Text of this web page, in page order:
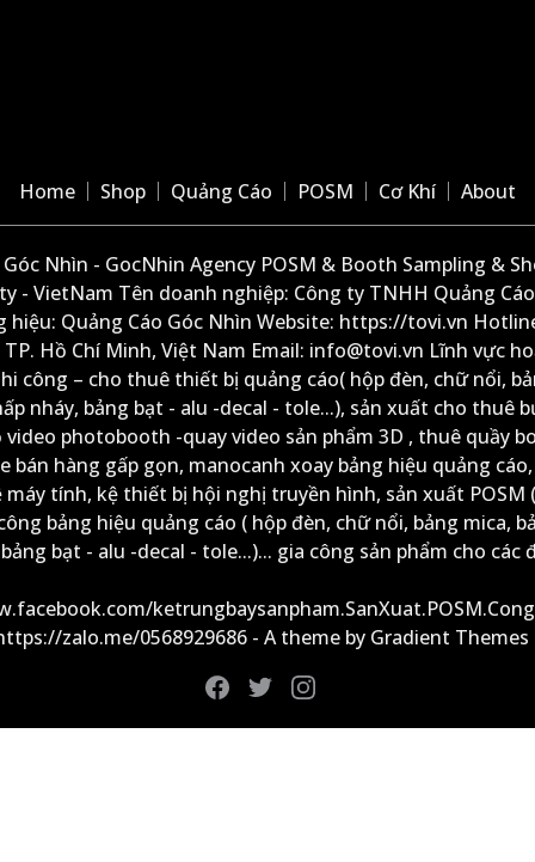
Home Shop Quảng Cáo POSM Cơ Khí About
Nhìn - GocNhin Agency POSM & Booth Sampling &
- VietNam Tên doanh nghiệp: Công ty TNHH Quảng
Quảng Cáo Góc Nhìn Website: https://tovi.vn
Hồ Chí Minh, Việt Nam Email: info@tovi.vn Lĩnh vực
công – cho thuê thiết bị quảng cáo( hộp đèn, chữ nổi,
nháy, bảng bạt - alu -decal - tole...), sản xuất cho thuê
photobooth -quay video sản phẩm 3D , thuê quầy
bán hàng gấp gọn, manocanh xoay bảng hiệu quảng
tính, kệ thiết bị hội nghị truyền hình, sản xuất POSM
bảng hiệu quảng cáo ( hộp đèn, chữ nổi, bảng mica,
bạt - alu -decal - tole...)... gia công sản phẩm cho các
zalo.me/0568929686 - A theme by Gradient